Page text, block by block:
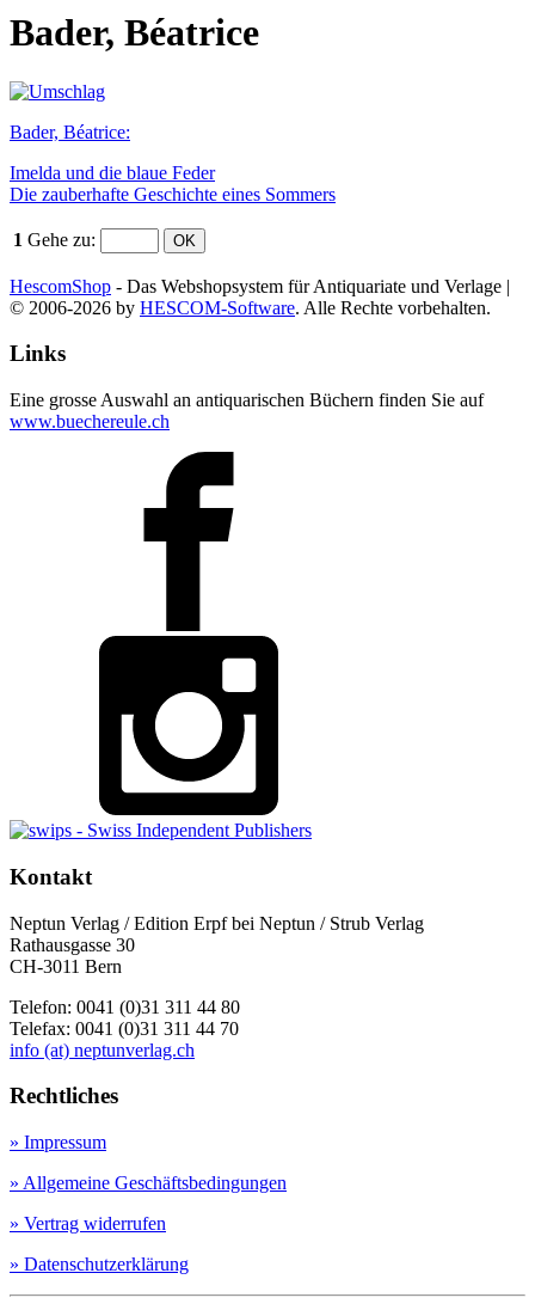
Bader, Béatrice
Bader, Béatrice:
Imelda und die blaue Feder
Die zauberhafte Geschichte eines Sommers
1 Gehe zu:
HescomShop - Das Webshopsystem für Antiquariate und Verlage |
© 2006-2026 by HESCOM-Software. Alle Rechte vorbehalten.
Links
Eine grosse Auswahl an antiquarischen Büchern finden Sie auf
www.buechereule.ch
Kontakt
Neptun Verlag / Edition Erpf bei Neptun / Strub Verlag
Rathausgasse 30
CH-3011 Bern
Telefon: 0041 (0)31 311 44 80
Telefax: 0041 (0)31 311 44 70
info (at) neptunverlag.ch
Rechtliches
» Impressum
» Allgemeine Geschäftsbedingungen
» Vertrag widerrufen
» Datenschutzerklärung